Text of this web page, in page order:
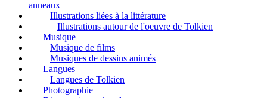
anneaux
Illustrations liées à la littérature
Illustrations autour de l'oeuvre de Tolkien
Musique
Musique de films
Musiques de dessins animés
Langues
Langues de Tolkien
Photographie